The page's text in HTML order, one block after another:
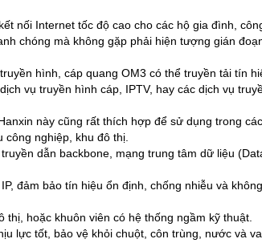
nối Internet tốc độ cao cho các hộ gia đình,
chóng mà không gặp phải hiện tượng gián
hình, cáp quang OM3 có thể truyền tải tín
vụ truyền hình cáp, IPTV, hay các dịch vụ
này cũng rất thích hợp để sử dụng trong
nghiệp, khu đô thị.
dẫn backbone, mạng trung tâm dữ liệu
đảm bảo tín hiệu ổn định, chống nhiễu và
hoặc khuôn viên có hệ thống ngầm kỹ thuật.
lực tốt, bảo vệ khỏi chuột, côn trùng, nước và